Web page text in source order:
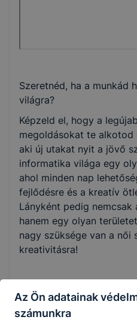
Szeretnéd, ha a munkád
világra?
Képzeld el, hogy a
megoldásokat te alkotod
aki új utakat nyit a jövő
informatika világa egy
ahol minden nap
fejlődésre és a kreatív
Lányként pedig
hanem egy olyan
nagy szüksége van a női
kreativitásra!
Ezen a területen is
partnereink:
Az Ön adatainak
számunkra